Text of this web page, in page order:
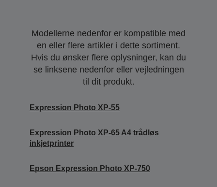
Modellerne nedenfor er kompatible med
en eller flere artikler i dette sortiment.
Hvis du ønsker flere oplysninger, kan du
se linksene nedenfor eller vejledningen
til dit produkt.
Expression Photo XP-55
Expression Photo XP-65 A4 trådløs
inkjetprinter
Epson Expression Photo XP-750